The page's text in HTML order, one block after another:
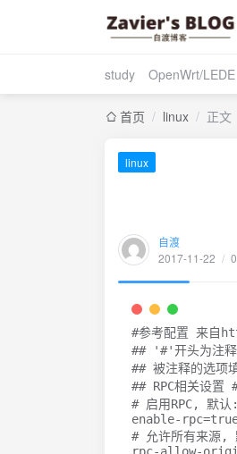
study OpenWrt/LEDE
首页 / linux / 正文
linux
自渡
2017-11-22 /
#参考配置 来
## '#'开头为注释
## 被注释的选项
## RPC相关设置
# 启用RPC, 默
enable-rpc=
# 允许所有来源